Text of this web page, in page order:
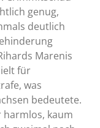
genug,
deutlich
Marenis
für
was
bedeutete.
harmlos, kaum